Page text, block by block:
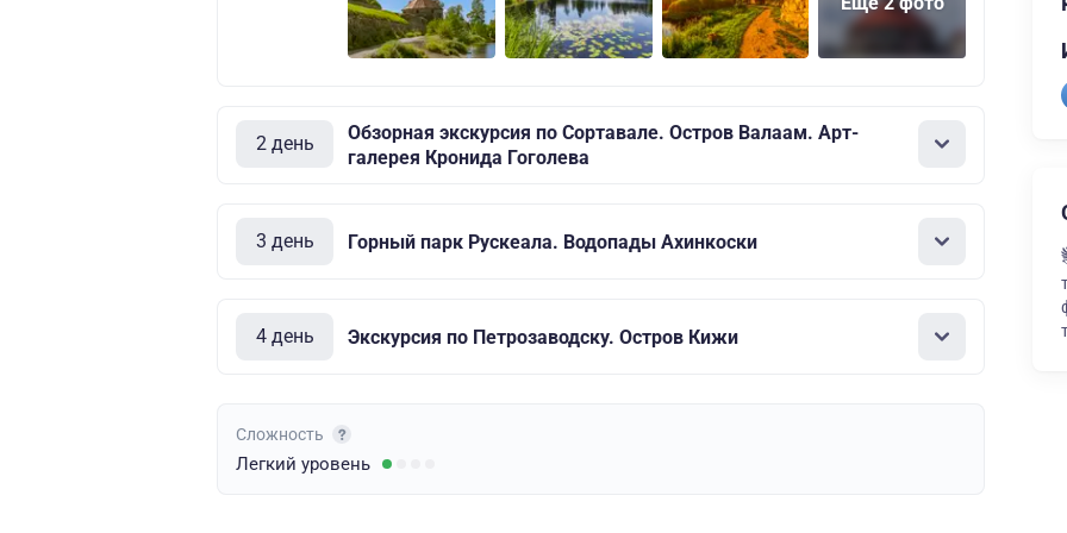
2 день
Обзорная экскурсия по Сортавале. Остров Валаам. Арт-
галерея Кронида Гоголева
3 день Горный парк Рускеала. Водопады Ахинкоски
4 день Экскурсия по Петрозаводску. Остров Кижи
Сложность
Легкий уровень